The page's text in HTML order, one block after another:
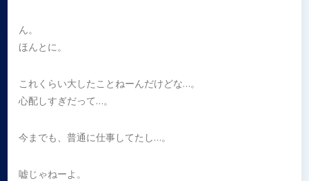
ん。
ほんとに。
これくらい大したことねーんだけどな…。
心配しすぎだって…。
今までも、普通に仕事してたし…。
嘘じゃねーよ。